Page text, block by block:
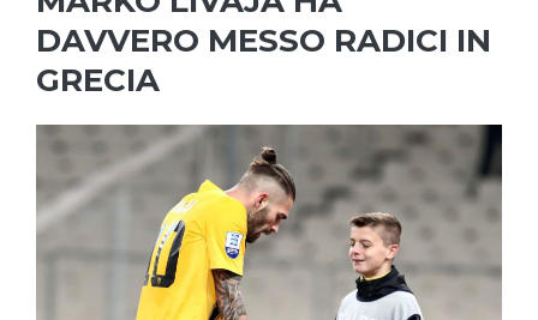
DAVVERO MESSO RADICI IN
GRECIA